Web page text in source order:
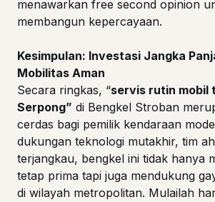
menawarkan free second opinion
membangun kepercayaan.
Kesimpulan: Investasi Jangka
Mobilitas Aman
Secara ringkas, “servis rutin mobil
Serpong” di Bengkel Stroban
cerdas bagi pemilik kendaraan
dukungan teknologi mutakhir, tim
terjangkau, bengkel ini tidak hanya
tetap prima tapi juga mendukung
di wilayah metropolitan. Mulailah